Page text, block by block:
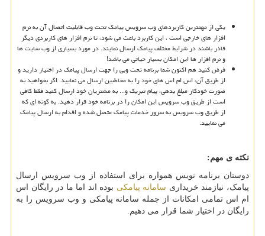
یکی از مهمترین کاربردهای وب سرویس پیامک تحت وب قابلیت اتصال آن به نرم
افزار های خارجی است ، این کاربرد باعث می شود، تا نرم افزار های کاربردی دیگر
قادر باشند در شرایط مختلف پیامک ارسال نمایند. در مورد بسیاری از وب سایت ها
و نرم افزار ها این امکان بسیار حیاتی می باشد!
فرض کنید هم اکنون شما برنامه تحت وبی را جهت ارسال پیامک در اختیار دارید و
از طریق آن، اس ام اس های خود را به مخاطبین ارسال می نمایید. اگر بخواهید به
صورت خودکار مبلغ بدهی، پیام تبریک و... به مشتریان خود ارسال کنید فقط کافی
است از طریق وب سرویس این امکان را در برنامه خود قرار دهید. به گونه ای که
از طریق وب سرویس به سرور خدمات پیامک متصل شده و اقدام به ارسال پیامک
می نمایید.
نکته ی مهم:
دوستان برنامه نویس همواره برای استفاده از وب سرویس ارسال
پیامک، نیازمند خریداری سامانه پیامکی بوده اند اما ما در رایگان اس
ام اس تمامی امکانات از جمله سامانه پیامکی و وب سرویس را به
رایگان در اختیار شما قرار می دهیم.